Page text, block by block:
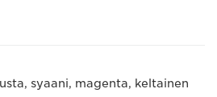
syaani, magenta, keltainen